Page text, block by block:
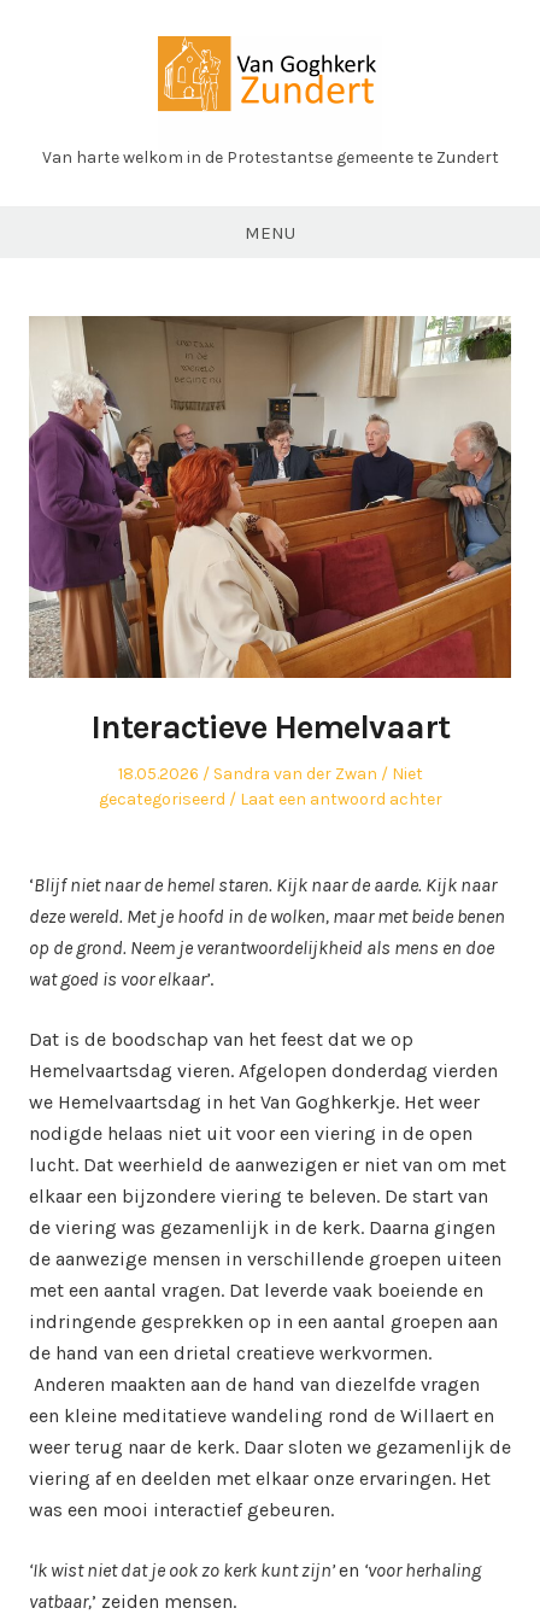
PK
Van harte welkom in de Protestantse gemeente te Zundert
MENU
Interactieve Hemelvaart
Geplaatst
op
18.05.2026 Auteur
Sandra van der Zwan
Geplaatst
in
Niet
gecategoriseerd
Laat een antwoord achter
‘Blijf niet naar de hemel staren. Kijk naar de aarde. Kijk naar
deze wereld. Met je hoofd in de wolken, maar met beide benen
op de grond. Neem je verantwoordelijkheid als mens en doe
wat goed is voor elkaar’.
Dat is de boodschap van het feest dat we op
Hemelvaartsdag vieren. Afgelopen donderdag vierden
we Hemelvaartsdag in het Van Goghkerkje. Het weer
nodigde helaas niet uit voor een viering in de open
lucht. Dat weerhield de aanwezigen er niet van om met
elkaar een bijzondere viering te beleven. De start van
de viering was gezamenlijk in de kerk. Daarna gingen
de aanwezige mensen in verschillende groepen uiteen
met een aantal vragen. Dat leverde vaak boeiende en
indringende gesprekken op in een aantal groepen aan
de hand van een drietal creatieve werkvormen.
Anderen maakten aan de hand van diezelfde vragen
een kleine meditatieve wandeling rond de Willaert en
weer terug naar de kerk. Daar sloten we gezamenlijk de
viering af en deelden met elkaar onze ervaringen. Het
was een mooi interactief gebeuren.
‘Ik wist niet dat je ook zo kerk kunt zijn’en ‘voor herhaling
vatbaar,’ zeiden mensen.